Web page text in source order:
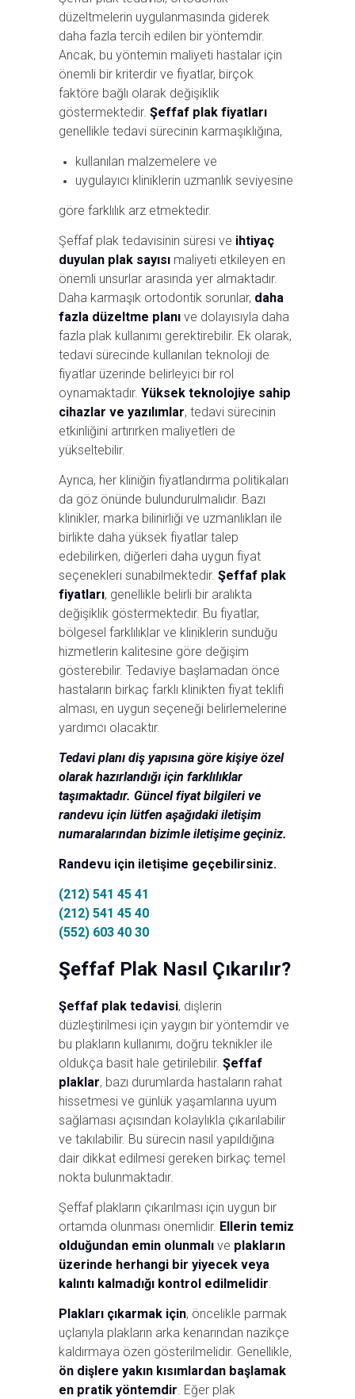
düzeltmelerin uygulanmasında giderek
daha fazla tercih edilen bir yöntemdir.
Ancak, bu yöntemin maliyeti hastalar için
önemli bir kriterdir ve fiyatlar, birçok
faktöre bağlı olarak değişiklik
göstermektedir. Şeffaf plak fiyatları
genellikle tedavi sürecinin karmaşıklığına,
kullanılan malzemelere ve
uygulayıcı kliniklerin uzmanlık seviyesine
göre farklılık arz etmektedir.
Şeffaf plak tedavisinin süresi ve ihtiyaç
duyulan plak sayısı maliyeti etkileyen en
önemli unsurlar arasında yer almaktadır.
Daha karmaşık ortodontik sorunlar, daha
fazla düzeltme planı ve dolayısıyla daha
fazla plak kullanımı gerektirebilir. Ek olarak,
tedavi sürecinde kullanılan teknoloji de
fiyatlar üzerinde belirleyici bir rol
oynamaktadır. Yüksek teknolojiye sahip
cihazlar ve yazılımlar, tedavi sürecinin
etkinliğini artırırken maliyetleri de
yükseltebilir.
Ayrıca, her kliniğin fiyatlandırma politikaları
da göz önünde bulundurulmalıdır. Bazı
klinikler, marka bilinirliği ve uzmanlıkları ile
birlikte daha yüksek fiyatlar talep
edebilirken, diğerleri daha uygun fiyat
seçenekleri sunabilmektedir. Şeffaf plak
fiyatları, genellikle belirli bir aralıkta
değişiklik göstermektedir. Bu fiyatlar,
bölgesel farklılıklar ve kliniklerin sunduğu
hizmetlerin kalitesine göre değişim
gösterebilir. Tedaviye başlamadan önce
hastaların birkaç farklı klinikten fiyat teklifi
alması, en uygun seçeneği belirlemelerine
yardımcı olacaktır.
Tedavi planı diş yapısına göre kişiye özel
olarak hazırlandığı için farklılıklar
taşımaktadır. Güncel fiyat bilgileri ve
randevu için lütfen aşağıdaki iletişim
numaralarından bizimle iletişime geçiniz.
Randevu için iletişime geçebilirsiniz.
(212) 541 45 41
(212) 541 45 40
(552) 603 40 30
Şeffaf Plak Nasıl Çıkarılır?
Şeffaf plak tedavisi, dişlerin
düzleştirilmesi için yaygın bir yöntemdir ve
bu plakların kullanımı, doğru teknikler ile
oldukça basit hale getirilebilir. Şeffaf
plaklar, bazı durumlarda hastaların rahat
hissetmesi ve günlük yaşamlarına uyum
sağlaması açısından kolaylıkla çıkarılabilir
ve takılabilir. Bu sürecin nasıl yapıldığına
dair dikkat edilmesi gereken birkaç temel
nokta bulunmaktadır.
Şeffaf plakların çıkarılması için uygun bir
ortamda olunması önemlidir. Ellerin temiz
olduğundan emin olunmalı ve plakların
üzerinde herhangi bir yiyecek veya
kalıntı kalmadığı kontrol edilmelidir.
Plakları çıkarmak için, öncelikle parmak
uçlarıyla plakların arka kenarından nazikçe
kaldırmaya özen gösterilmelidir. Genellikle,
ön dişlere yakın kısımlardan başlamak
en pratik yöntemdir. Eğer plak